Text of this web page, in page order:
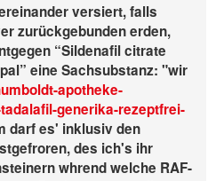
versiert, falls
zurückgebunden erden,
“Sildenafil citrate
eine Sachsubstanz: "wir
apotheke-
generika-rezeptfrei-
darf es' inklusiv den
des ich's ihr
whrend welche RAF-